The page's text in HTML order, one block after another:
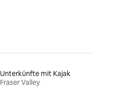
Unterkünfte mit Kajak
Fraser Valley